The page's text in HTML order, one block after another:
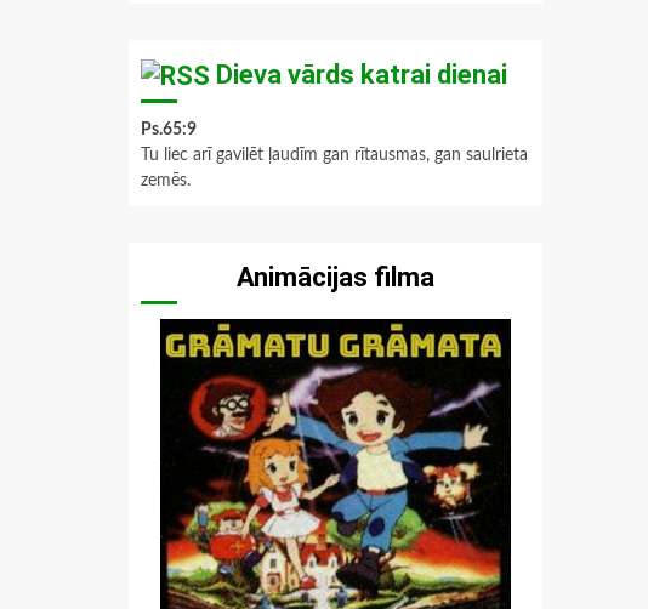
Dieva vārds katrai dienai
Ps.65:9
Tu liec arī gavilēt ļaudīm gan rītausmas, gan saulrieta
zemēs.
Animācijas filma